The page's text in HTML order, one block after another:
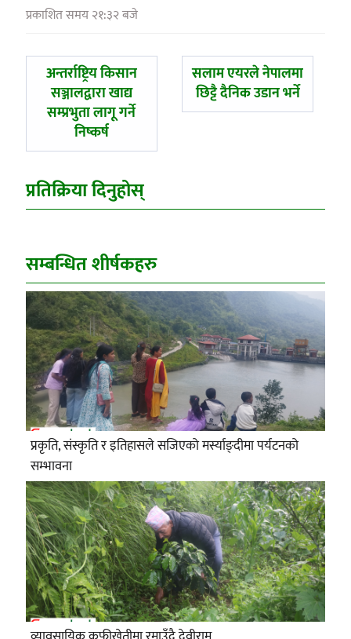
प्रकाशित समय २१:३२ बजे
पछिल्लाे
अन्तर्राष्ट्रिय किसान
सञ्जालद्वारा खाद्य
सम्प्रभुता लागू गर्ने
निष्कर्ष
अघिल्लाे
सलाम एयरले नेपालमा
छिट्टै दैनिक उडान भर्ने
प्रतिक्रिया दिनुहोस्
सम्बन्धित शीर्षकहरु
प्रकृति, संस्कृति र इतिहासले सजिएको मर्स्याङ्दीमा पर्यटनको
सम्भावना